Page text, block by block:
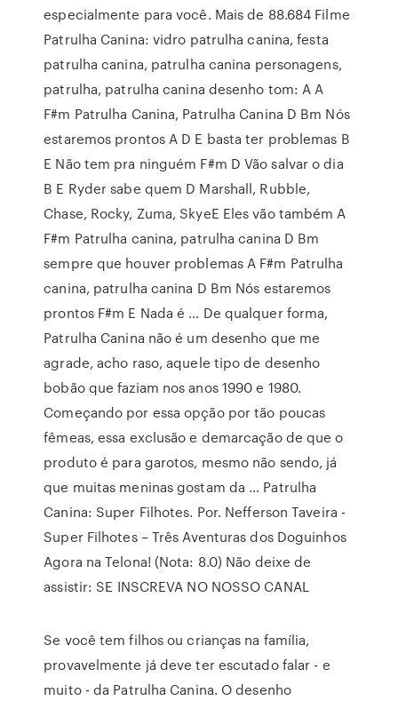
especialmente para você. Mais de 88.684 Filme
Patrulha Canina: vidro patrulha canina, festa
patrulha canina, patrulha canina personagens,
patrulha, patrulha canina desenho tom: A A
F#m Patrulha Canina, Patrulha Canina D Bm Nós
estaremos prontos A D E basta ter problemas B
E Não tem pra ninguém F#m D Vão salvar o dia
B E Ryder sabe quem D Marshall, Rubble,
Chase, Rocky, Zuma, SkyeE Eles vão também A
F#m Patrulha canina, patrulha canina D Bm
sempre que houver problemas A F#m Patrulha
canina, patrulha canina D Bm Nós estaremos
prontos F#m E Nada é … De qualquer forma,
Patrulha Canina não é um desenho que me
agrade, acho raso, aquele tipo de desenho
bobão que faziam nos anos 1990 e 1980.
Começando por essa opção por tão poucas
fêmeas, essa exclusão e demarcação de que o
produto é para garotos, mesmo não sendo, já
que muitas meninas gostam da … Patrulha
Canina: Super Filhotes. Por. Nefferson Taveira -
Super Filhotes – Três Aventuras dos Doguinhos
Agora na Telona! (Nota: 8.0) Não deixe de
assistir: SE INSCREVA NO NOSSO CANAL
Se você tem filhos ou crianças na família,
provavelmente já deve ter escutado falar - e
muito - da Patrulha Canina. O desenho